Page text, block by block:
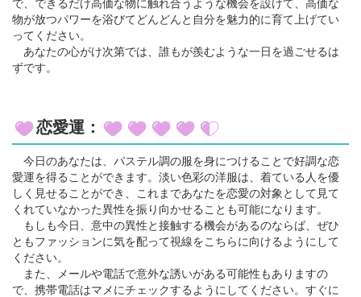
で、できるだけ高価な物に触れ合うような機会を設けて、高価な
物が放つパワーを浴びてどんどんと自分を魅力的に育て上げてい
ってください。
あなたの心がけ次第では、誰もが羨むような一日を過ごせるは
ずです。
恋愛運：
今日のあなたは、パステル調の服を身につけることで好調な恋
愛運を得ることができます。淡い色彩の洋服は、着ている人を優
しく見せることができ、これまであなたを恋愛の対象として見て
くれていなかった異性を振り向かせることも可能になります。
もしも今日、意中の異性と接触する機会があるのならば、ぜひ
ともファッションに気を配って視線をこちらに向けるようにして
ください。
また、メールや電話で意外な誘いがある可能性もありますの
で、携帯電話はマメにチェックするようにしてください。すぐに